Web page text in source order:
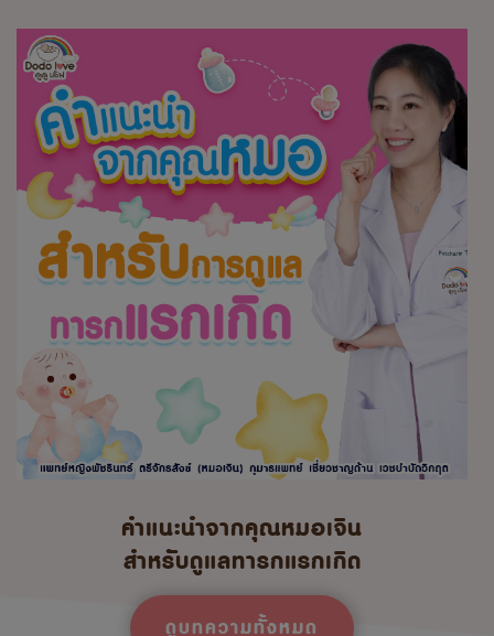
คำแนะนำจากคุณหมอเจิน
สำหรับดูแลทารกแรกเกิด
ดูบทความทั้งหมด